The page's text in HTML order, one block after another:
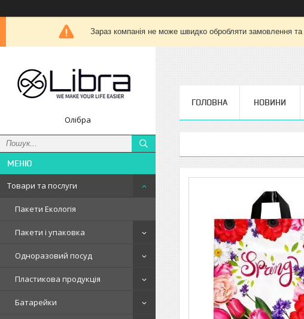
Зараз компанія не може швидко обробляти замовлення
Олібра
Товари та послуги
Пакети Екологія
Пакети і упаковка
Одноразовий посуд
Пластикова продукція
Батарейки
ГОЛОВНА НОВИНИ